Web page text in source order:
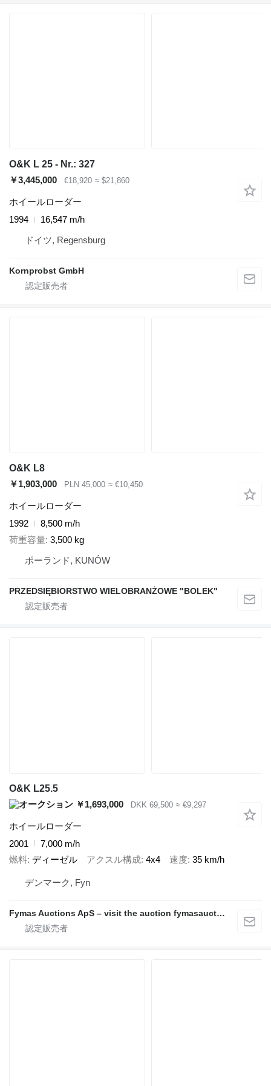
O&K L 25 - Nr.: 327
￥3,445,000
€18,920 ≈ $21,860
ホイールローダー
1994
16,547 m/h
ドイツ, Regensburg
Kornprobst GmbH
O&K L8
￥1,903,000
PLN 45,000 ≈ €10,450
ホイールローダー
1992
8,500 m/h
荷重容量 3,500 kg
ポーランド, KUNÓW
PRZEDSIĘBIORSTWO WIELOBRANŻOWE "BOLEK"
O&K L25.5
￥1,693,000
DKK 69,500 ≈ €9,297
ホイールローダー
2001
7,000 m/h
燃料 ディーゼル アクスル構成 4x4 速度 35 km/h
デンマーク, Fyn
Fymas Auctions ApS – visit the auction fymasauctions.dk